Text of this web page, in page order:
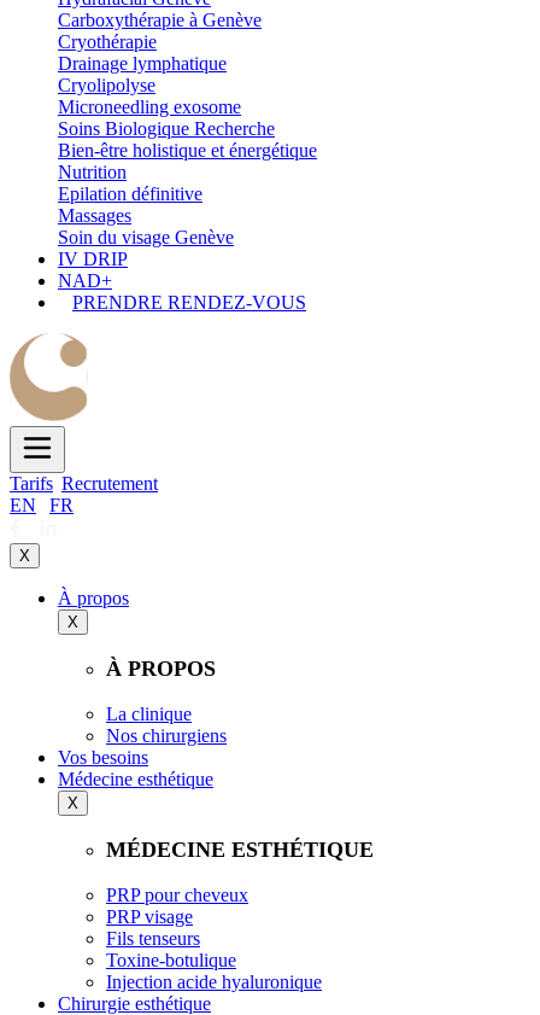
Carboxythérapie à Genève
Cryothérapie
Drainage lymphatique
Cryolipolyse
Microneedling exosome
Soins Biologique Recherche
Bien-être holistique et énergétique
Nutrition
Epilation définitive
Massages
Soin du visage Genève
IV DRIP
NAD+
PRENDRE RENDEZ-VOUS
Tarifs Recrutement
EN
FR
X
À propos
X
À PROPOS
La clinique
Nos chirurgiens
Vos besoins
Médecine esthétique
X
MÉDECINE ESTHÉTIQUE
PRP pour cheveux
PRP visage
Fils tenseurs
Toxine-botulique
Injection acide hyaluronique
Chirurgie esthétique